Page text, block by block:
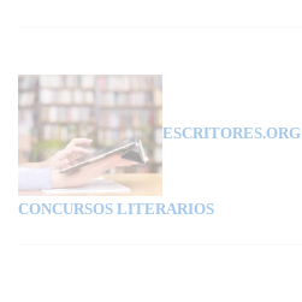
ESCRITORES.ORG
CONCURSOS LITERARIOS